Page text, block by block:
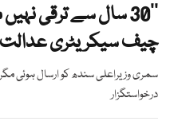
’’30 سال سے ترقی
چیف سیکریٹری
سمری وزیراعلی سندھ کو ارسال ہوئی
درخواستگزار